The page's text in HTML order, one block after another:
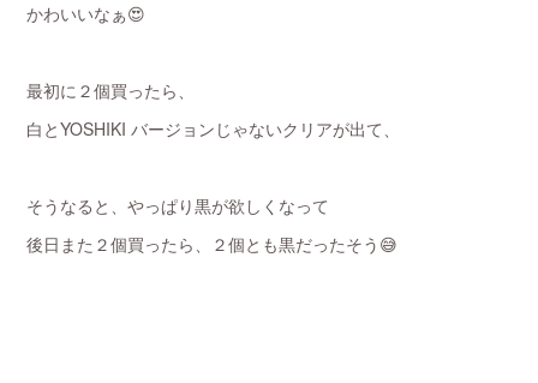
かわいいなぁ😍
最初に２個買ったら、
白とYOSHIKI バージョンじゃないクリアが出て、
そうなると、やっぱり黒が欲しくなって
後日また２個買ったら、２個とも黒だったそう😅